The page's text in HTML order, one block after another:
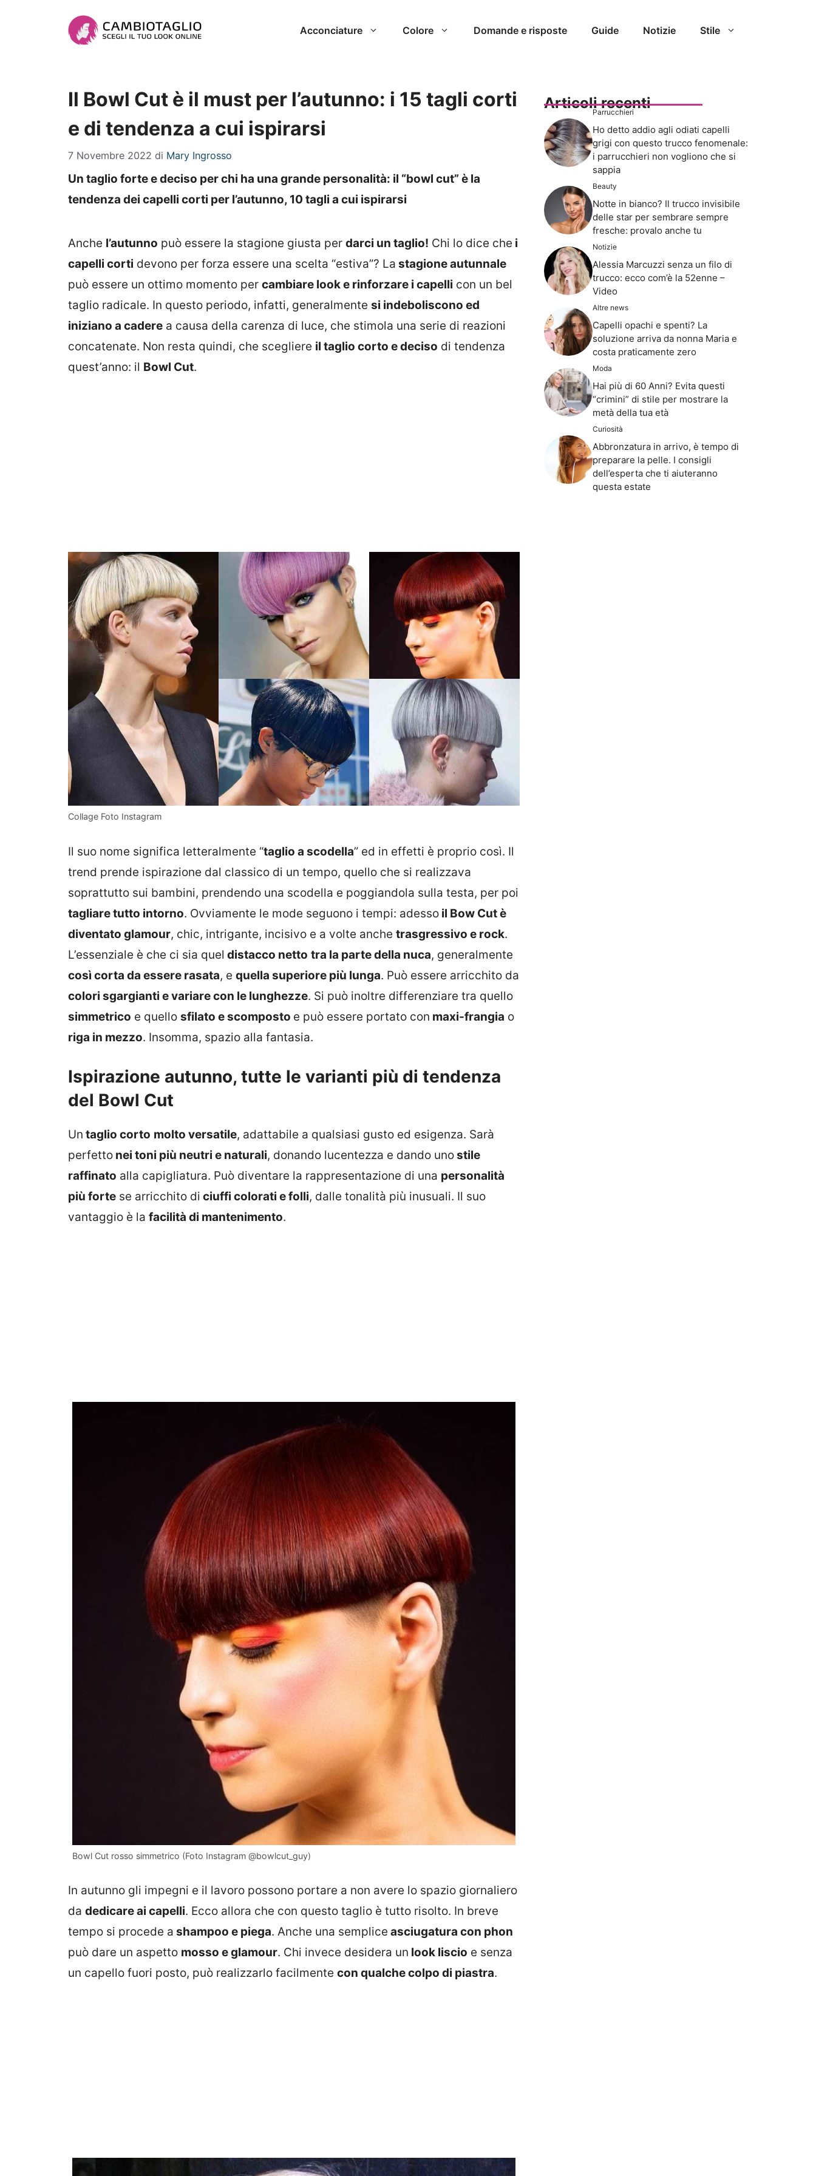
Acconciature Colore Domande e risposte Guide Notizie Stile
Il Bowl Cut è il must per l’autunno: i 15 tagli corti
e di tendenza a cui ispirarsi
7 Novembre 2022 di Mary Ingrosso
Un taglio forte e deciso per chi ha una grande personalità: il “bowl cut” è la
tendenza dei capelli corti per l’autunno, 10 tagli a cui ispirarsi
Anche l’autunno può essere la stagione giusta per darci un taglio! Chi lo dice che i
capelli corti devono per forza essere una scelta “estiva”? La stagione autunnale
può essere un ottimo momento per cambiare look e rinforzare i capelli con un bel
taglio radicale. In questo periodo, infatti, generalmente si indeboliscono ed
iniziano a cadere a causa della carenza di luce, che stimola una serie di reazioni
concatenate. Non resta quindi, che scegliere il taglio corto e deciso di tendenza
quest’anno: il Bowl Cut.
Collage Foto Instagram
Il suo nome significa letteralmente “taglio a scodella” ed in effetti è proprio così. Il
trend prende ispirazione dal classico di un tempo, quello che si realizzava
soprattutto sui bambini, prendendo una scodella e poggiandola sulla testa, per poi
tagliare tutto intorno. Ovviamente le mode seguono i tempi: adesso il Bow Cut è
diventato glamour, chic, intrigante, incisivo e a volte anche trasgressivo e rock.
L’essenziale è che ci sia quel distacco netto tra la parte della nuca, generalmente
così corta da essere rasata, e quella superiore più lunga. Può essere arricchito da
colori sgargianti e variare con le lunghezze. Si può inoltre differenziare tra quello
simmetrico e quello sfilato e scomposto e può essere portato con maxi-frangia o
riga in mezzo. Insomma, spazio alla fantasia.
Ispirazione autunno, tutte le varianti più di tendenza
del Bowl Cut
Un taglio corto molto versatile, adattabile a qualsiasi gusto ed esigenza. Sarà
perfetto nei toni più neutri e naturali, donando lucentezza e dando unostile
raffinato alla capigliatura. Può diventare la rappresentazione di una personalità
più forte se arricchito di ciuffi colorati e folli, dalle tonalità più inusuali. Il suo
vantaggio è la facilità di mantenimento.
Bowl Cut rosso simmetrico (Foto Instagram @bowlcut_guy)
In autunno gli impegni e il lavoro possono portare a non avere lo spazio giornaliero
da dedicare ai capelli. Ecco allora che con questo taglio è tutto risolto. In breve
tempo si procede a shampoo e piega. Anche una semplice asciugatura con phon
può dare un aspetto mosso e glamour. Chi invece desidera un look liscio e senza
un capello fuori posto, può realizzarlo facilmente con qualche colpo di piastra.
Articoli recenti
Parrucchieri
Ho detto addio agli odiati capelli
grigi con questo trucco fenomenale:
i parrucchieri non vogliono che si
sappia
Beauty
Notte in bianco? Il trucco invisibile
delle star per sembrare sempre
fresche: provalo anche tu
Notizie
Alessia Marcuzzi senza un filo di
trucco: ecco com’è la 52enne –
Video
Altre news
Capelli opachi e spenti? La
soluzione arriva da nonna Maria e
costa praticamente zero
Moda
Hai più di 60 Anni? Evita questi
“crimini” di stile per mostrare la
metà della tua età
Curiosità
Abbronzatura in arrivo, è tempo di
preparare la pelle. I consigli
dell’esperta che ti aiuteranno
questa estate